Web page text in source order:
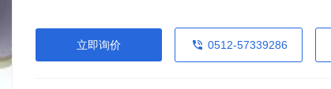
立即询价 0512-57339286